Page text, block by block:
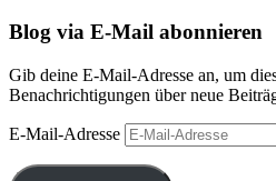
Blog via E-Mail abonnieren
Gib deine E-Mail-Adresse an, um
Benachrichtigungen über neue
E-Mail-Adresse